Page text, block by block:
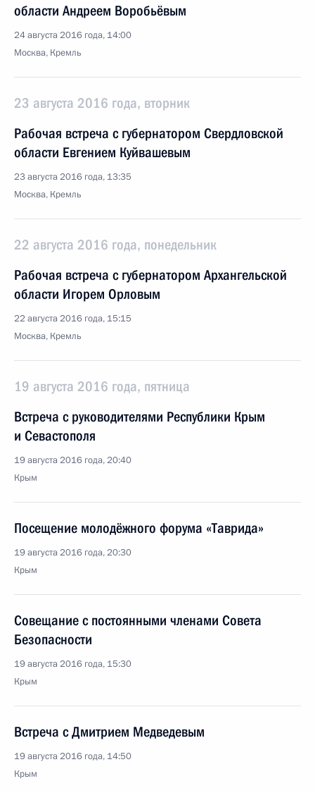
области Андреем Воробьёвым
24 августа 2016 года, 14:00
Москва, Кремль
23 августа 2016 года, вторник
Рабочая встреча с губернатором Свердловской
области Евгением Куйвашевым
23 августа 2016 года, 13:35
Москва, Кремль
22 августа 2016 года, понедельник
Рабочая встреча с губернатором Архангельской
области Игорем Орловым
22 августа 2016 года, 15:15
Москва, Кремль
19 августа 2016 года, пятница
Встреча с руководителями Республики Крым
и Севастополя
19 августа 2016 года, 20:40
Крым
Посещение молодёжного форума «Таврида»
19 августа 2016 года, 20:30
Крым
Совещание с постоянными членами Совета
Безопасности
19 августа 2016 года, 15:30
Крым
Встреча с Дмитрием Медведевым
19 августа 2016 года, 14:50
Крым